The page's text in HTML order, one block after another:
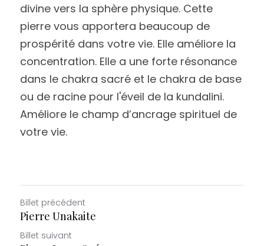
divine vers la sphère physique. Cette
pierre vous apportera beaucoup de
prospérité dans votre vie. Elle améliore la
concentration. Elle a une forte résonance
dans le chakra sacré et le chakra de base
ou de racine pour l'éveil de la kundalini.
Améliore le champ d’ancrage spirituel de
votre vie.
Billet précédent
Pierre Unakaite
Billet suivant